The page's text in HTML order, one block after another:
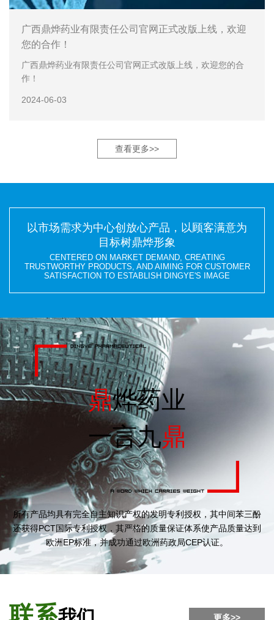
广西鼎烨药业有限责任公司官网正式改版上线，欢迎
您的合作！
广西鼎烨药业有限责任公司官网正式改版上线，欢迎您的合
作！
2024-06-03
查看更多>>
以市场需求为中心创放心产品，以顾客满意为
目标树鼎烨形象
CENTERED ON MARKET DEMAND, CREATING
TRUSTWORTHY PRODUCTS, AND AIMING FOR CUSTOMER
SATISFACTION TO ESTABLISH DINGYE'S IMAGE
鼎烨药业
一言九鼎
所有产品均具有完全自主知识产权的发明专利授权，其中间苯三酚
还获得PCT国际专利授权，其严格的质量保证体系使产品质量达到
欧洲EP标准，并成功通过欧洲药政局CEP认证。
更多>>